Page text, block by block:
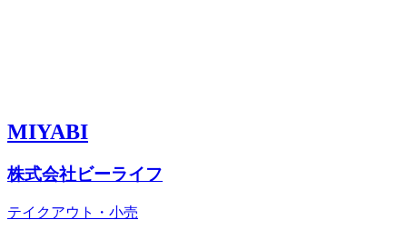
MIYABI
株式会社ビーライフ
テイクアウト・小売